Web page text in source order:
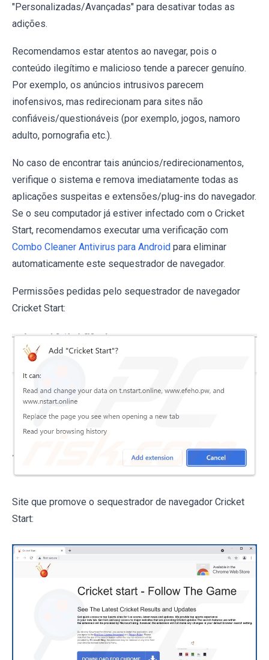
"Personalizadas/Avançadas" para desativar todas as
adições.
Recomendamos estar atentos ao navegar, pois o
conteúdo ilegítimo e malicioso tende a parecer genuíno.
Por exemplo, os anúncios intrusivos parecem
inofensivos, mas redirecionam para sites não
confiáveis/questionáveis (por exemplo, jogos, namoro
adulto, pornografia etc.).
No caso de encontrar tais anúncios/redirecionamentos,
verifique o sistema e remova imediatamente todas as
aplicações suspeitas e extensões/plug-ins do navegador.
Se o seu computador já estiver infectado com o Cricket
Start, recomendamos executar uma verificação com
Combo Cleaner Antivirus para Android para eliminar
automaticamente este sequestrador de navegador.
Permissões pedidas pelo sequestrador de navegador
Cricket Start:
Site que promove o sequestrador de navegador Cricket
Start: